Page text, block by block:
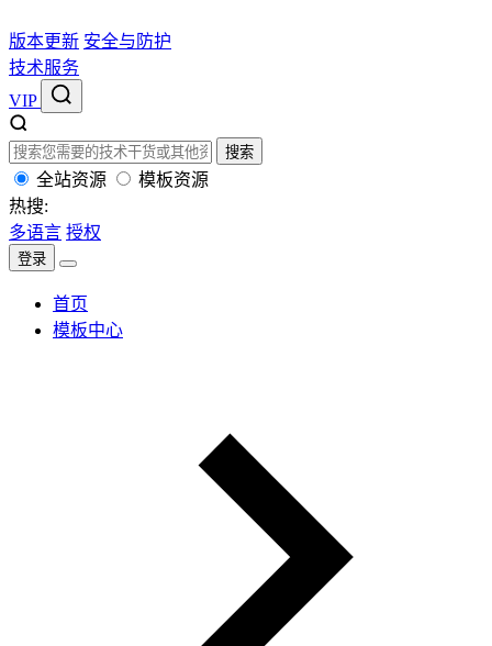
版本更新 安全与防护
技术服务
VIP
搜索
全站资源
模板资源
热搜:
多语言 授权
登录
首页
模板中心